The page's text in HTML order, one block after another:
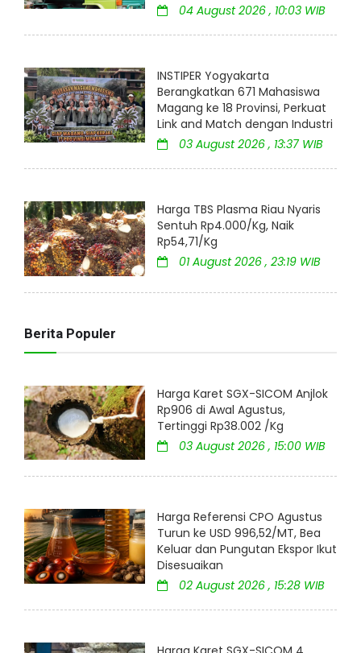
04 August 2026 , 10:03 WIB
INSTIPER Yogyakarta
Berangkatkan 671 Mahasiswa
Magang ke 18 Provinsi, Perkuat
Link and Match dengan Industri
03 August 2026 , 13:37 WIB
Harga TBS Plasma Riau Nyaris
Sentuh Rp4.000/Kg, Naik
Rp54,71/Kg
01 August 2026 , 23:19 WIB
Berita Populer
Harga Karet SGX-SICOM Anjlok
Rp906 di Awal Agustus,
Tertinggi Rp38.002 /Kg
03 August 2026 , 15:00 WIB
Harga Referensi CPO Agustus
Turun ke USD 996,52/MT, Bea
Keluar dan Pungutan Ekspor Ikut
Disesuaikan
02 August 2026 , 15:28 WIB